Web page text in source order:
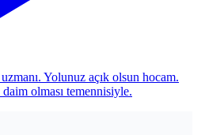
Yolunuz açık olsun hocam.
olması temennisiyle.